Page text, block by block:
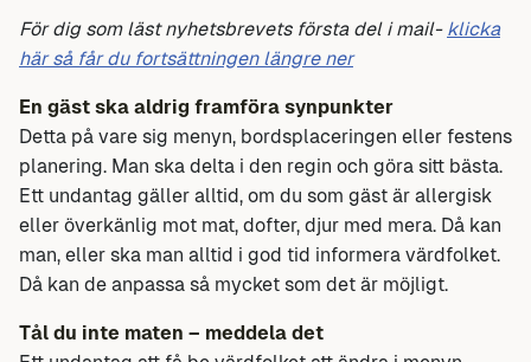
För dig som läst nyhetsbrevets första del i mail- klicka
här så får du fortsättningen längre ner
En gäst ska aldrig framföra synpunkter
Detta på vare sig menyn, bordsplaceringen eller festens
planering. Man ska delta i den regin och göra sitt bästa.
Ett undantag gäller alltid, om du som gäst är allergisk
eller överkänlig mot mat, dofter, djur med mera. Då kan
man, eller ska man alltid i god tid informera värdfolket.
Då kan de anpassa så mycket som det är möjligt.
Tål du inte maten – meddela det